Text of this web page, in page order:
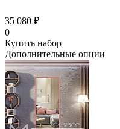
35 080 ₽
0
Купить набор
Дополнительные опции